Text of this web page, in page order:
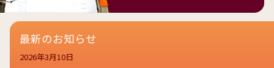
最新のお知らせ
2026年3月10日